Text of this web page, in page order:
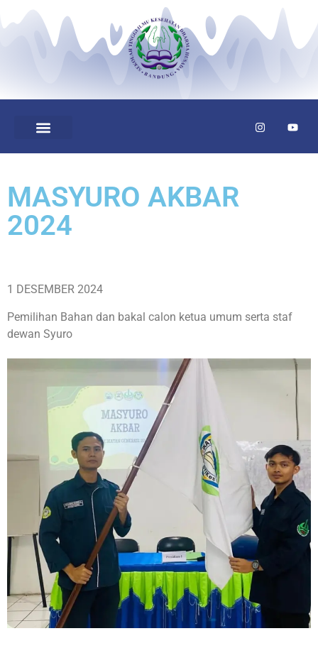
MASYURO AKBAR
2024
1 DESEMBER 2024
Pemilihan Bahan dan bakal calon ketua umum serta staf
dewan Syuro